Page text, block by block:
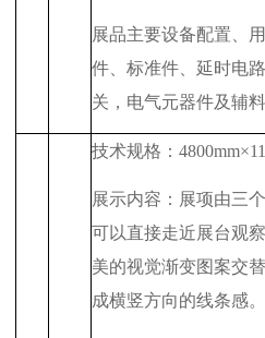
展品主要设备配置、
件、标准件、延时电
关，电气元器件及辅料
技术规格： 4800mm×
展示内容：展项由三
可以直接走近展台观
美的视觉渐变图案交
成横竖方向的线条感。